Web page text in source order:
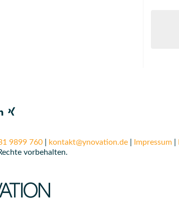
9899 760| kontakt@ynovation.de| Impressum|
vorbehalten.